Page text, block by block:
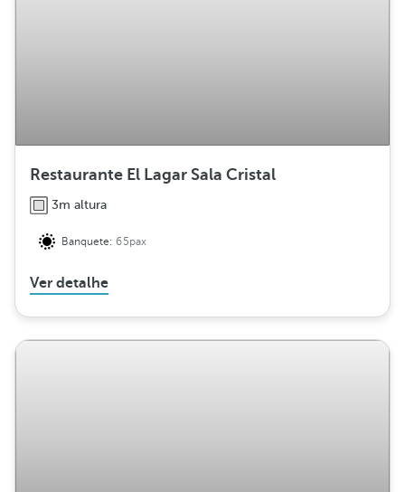
Restaurante El Lagar Sala Cristal
3m altura
Banquete:65pax
Ver detalhe